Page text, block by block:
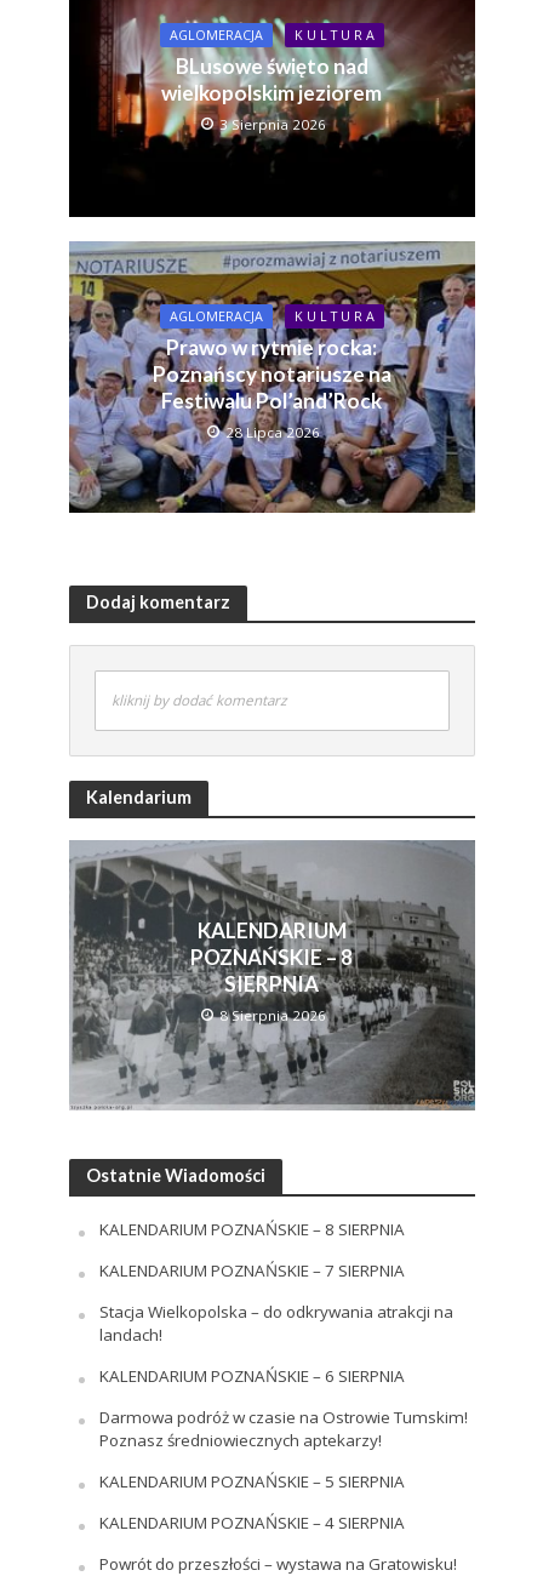
AGLOMERACJA K U L T U R A
BLusowe święto nad
wielkopolskim jeziorem
3 Sierpnia 2026
AGLOMERACJA K U L T U R A
Prawo w rytmie rocka:
Poznańscy notariusze na
Festiwalu Pol’and’Rock
28 Lipca 2026
Dodaj komentarz
kliknij by dodać komentarz
Kalendarium
KALENDARIUM
POZNAŃSKIE – 8
SIERPNIA
8 Sierpnia 2026
Ostatnie Wiadomości
KALENDARIUM POZNAŃSKIE – 8 SIERPNIA
KALENDARIUM POZNAŃSKIE – 7 SIERPNIA
Stacja Wielkopolska – do odkrywania atrakcji na
landach!
KALENDARIUM POZNAŃSKIE – 6 SIERPNIA
Darmowa podróż w czasie na Ostrowie Tumskim!
Poznasz średniowiecznych aptekarzy!
KALENDARIUM POZNAŃSKIE – 5 SIERPNIA
KALENDARIUM POZNAŃSKIE – 4 SIERPNIA
Powrót do przeszłości – wystawa na Gratowisku!